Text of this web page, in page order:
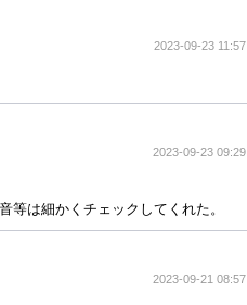
2023-09-23 11:57
2023-09-23 09:29
等は細かくチェックしてくれた。
2023-09-21 08:57